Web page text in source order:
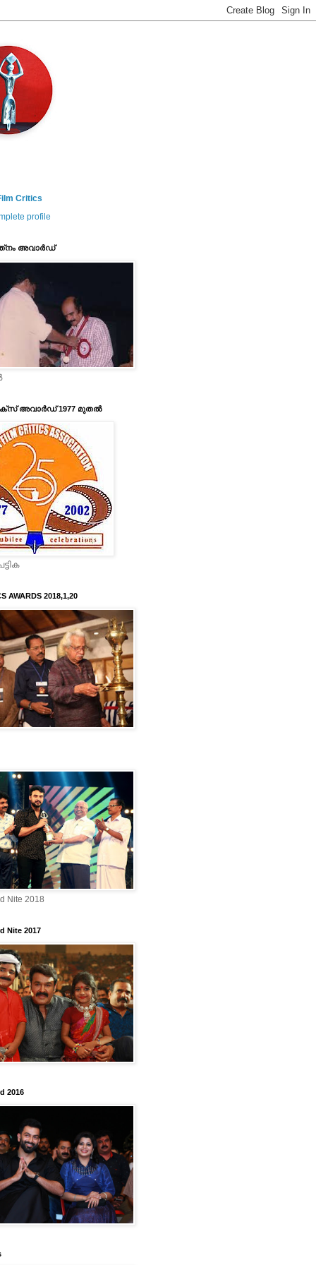
Critics
profile
അവാര്‍ഡ്
അവാര്‍ഡ് 1977 മുതല്‍
AWARDS 2018,1,20
Nite 2018
Nite 2017
2016